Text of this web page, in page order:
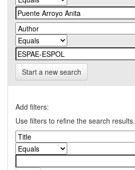
Start a new search
Add filters:
Use filters to refine the search results.